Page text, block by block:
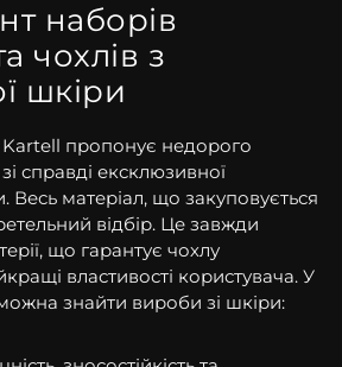
наборів
чохлів з
шкіри
Kartell пропонує недорого
справді ексклюзивної
Весь матеріал, що закуповується
відбір. Це завжди
що гарантує чохлу
властивості користувача. У
знайти вироби зі шкіри: